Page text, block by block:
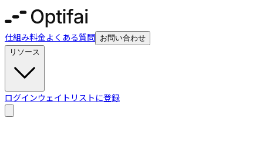
仕組み料金よくある質問 お問い合わせ
リソース
ログインウェイトリストに登録